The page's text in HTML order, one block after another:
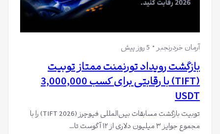
آرمان خردرنجبر 5 روز پیش
بازگشت رویداد تورنمنت ممتاز تو‌بیت
(TIFT) با رقابتی برای کسب 3,000,000
USDT
توبیت بازگشت مسابقات بین‌المللی فیوچرز (TIFT 2026) را با
مجموع جوایز ۳ میلیون دلاری از ۱۲ آگوست تا…